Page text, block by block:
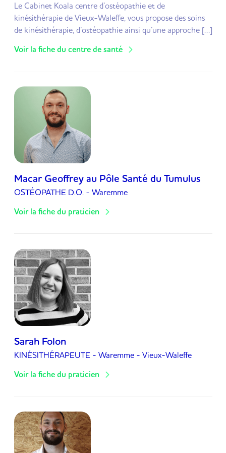
Le Cabinet Koala centre d’ostéopathie et de
kinésithérapie de Vieux-Waleffe, vous propose des soins
de kinésithérapie, d’ostéopathie ainsi qu’une approche […]
Voir la fiche du centre de santé
Macar Geoffrey au Pôle Santé du Tumulus
OSTÉOPATHE D.O. - Waremme
Voir la fiche du praticien
Sarah Folon
KINÉSITHÉRAPEUTE - Waremme- Vieux-Waleffe
Voir la fiche du praticien